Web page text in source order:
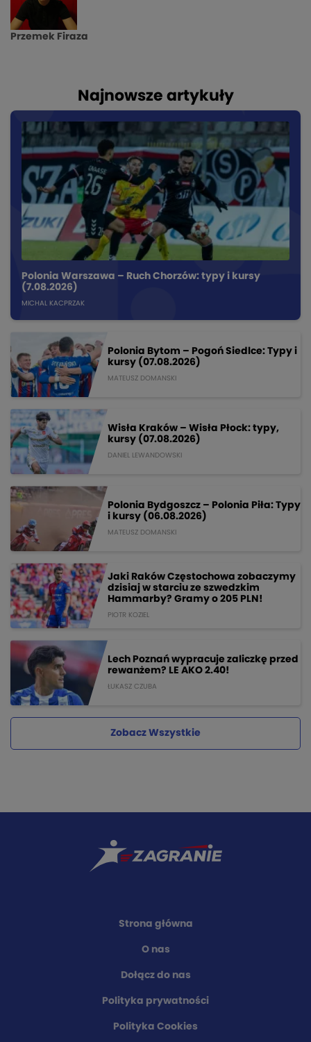
Przemek Firaza
Najnowsze artykuły
Polonia Warszawa – Ruch Chorzów: typy i kursy
(7.08.2026)
MICHAL KACPRZAK
Polonia Bytom – Pogoń Siedlce: Typy i
kursy (07.08.2026)
MATEUSZ DOMANSKI
Wisła Kraków – Wisła Płock: typy,
kursy (07.08.2026)
DANIEL LEWANDOWSKI
Polonia Bydgoszcz – Polonia Piła: Typy
i kursy (06.08.2026)
MATEUSZ DOMANSKI
Jaki Raków Częstochowa zobaczymy
dzisiaj w starciu ze szwedzkim
Hammarby? Gramy o 205 PLN!
PIOTR KOZIEL
Lech Poznań wypracuje zaliczkę przed
rewanżem? LE AKO 2.40!
ŁUKASZ CZUBA
Zobacz Wszystkie
Strona główna
O nas
Dołącz do nas
Polityka prywatności
Polityka Cookies